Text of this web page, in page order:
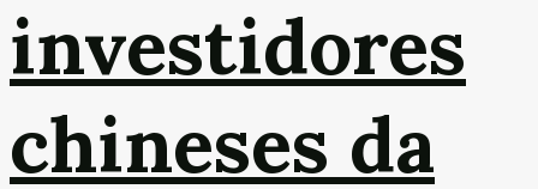
investidores
chineses da